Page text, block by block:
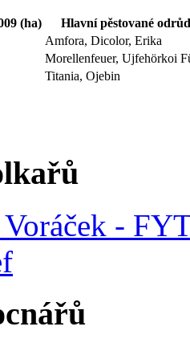
(ha) Hlavní pěstované
Amfora, Dicolor, Erika
Morellenfeuer, Ujfehörkoi
Titania, Ojebin
-